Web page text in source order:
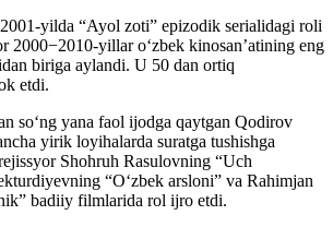
yilda “Ayol zoti” epizodik serialidagi roli
2000−2010-yillar o‘zbek kinosan’atining eng
biriga aylandi. U 50 dan ortiq
etdi.
so‘ng yana faol ijodga qaytgan Qodirov
yirik loyihalarda suratga tushishga
Shohruh Rasulovning “Uch
“O‘zbek arsloni” va Rahimjan
badiiy filmlarida rol ijro etdi.